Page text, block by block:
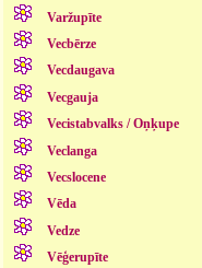
Varžupīte
Vecbērze
Vecdaugava
Vecgauja
Vecistabvalks / Oņķupe
Veclanga
Vecslocene
Vēda
Vedze
Vēģerupīte